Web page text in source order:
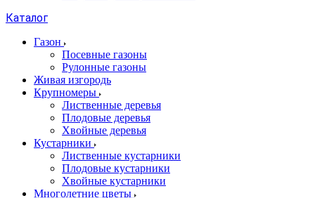
Каталог
Газон
Посевные газоны
Рулонные газоны
Живая изгородь
Крупномеры
Лиственные деревья
Плодовые деревья
Хвойные деревья
Кустарники
Лиственные кустарники
Плодовые кустарники
Хвойные кустарники
Многолетние цветы